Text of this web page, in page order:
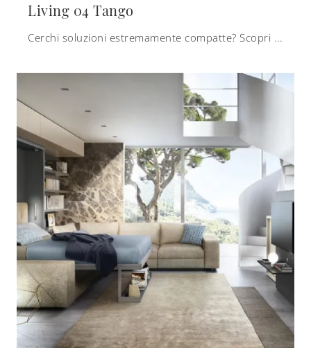
Living 04 Tango
Cerchi soluzioni estremamente compatte? Scopri i letti a scomparsa Clei come questo modello Living 04 Tango in laccato opaco.